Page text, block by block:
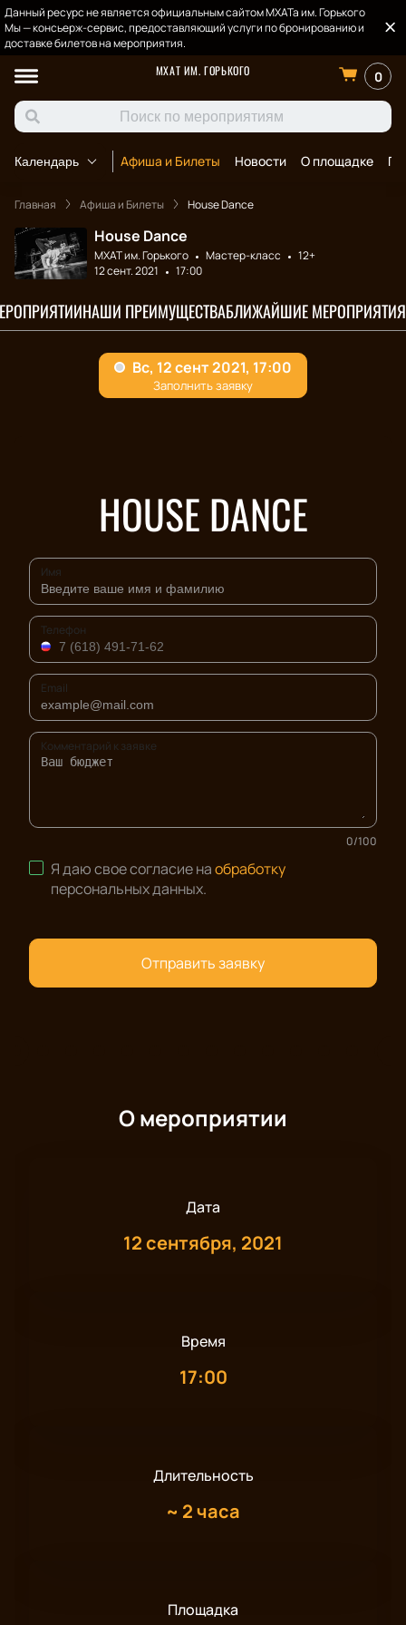
Данный ресурс не является официальным сайтом МХАТа им. Горького
Мы — консьерж-сервис, предоставляющий услуги по бронированию и
доставке билетов на мероприятия.
МХАТ ИМ. ГОРЬКОГО
0
Календарь Афиша и Билеты Новости О площадке
Главная Афиша и Билеты House Dance
House Dance
МХАТ им. Горького Мастер-класс
12+
12 сент. 2021
17:00
НАШИ ПРЕИМУЩЕСТВАБЛИЖАЙШИЕ МЕРОПРИЯТИЯ
HOUSE DANCE
Имя
Телефон
Email
Комментарий к заявке
0/100
Я даю свое согласие наобработку
персональных данных.
Отправить заявку
О мероприятии
Дата
12 сентября, 2021
Время
17:00
Длительность
~ 2 часа
Площадка